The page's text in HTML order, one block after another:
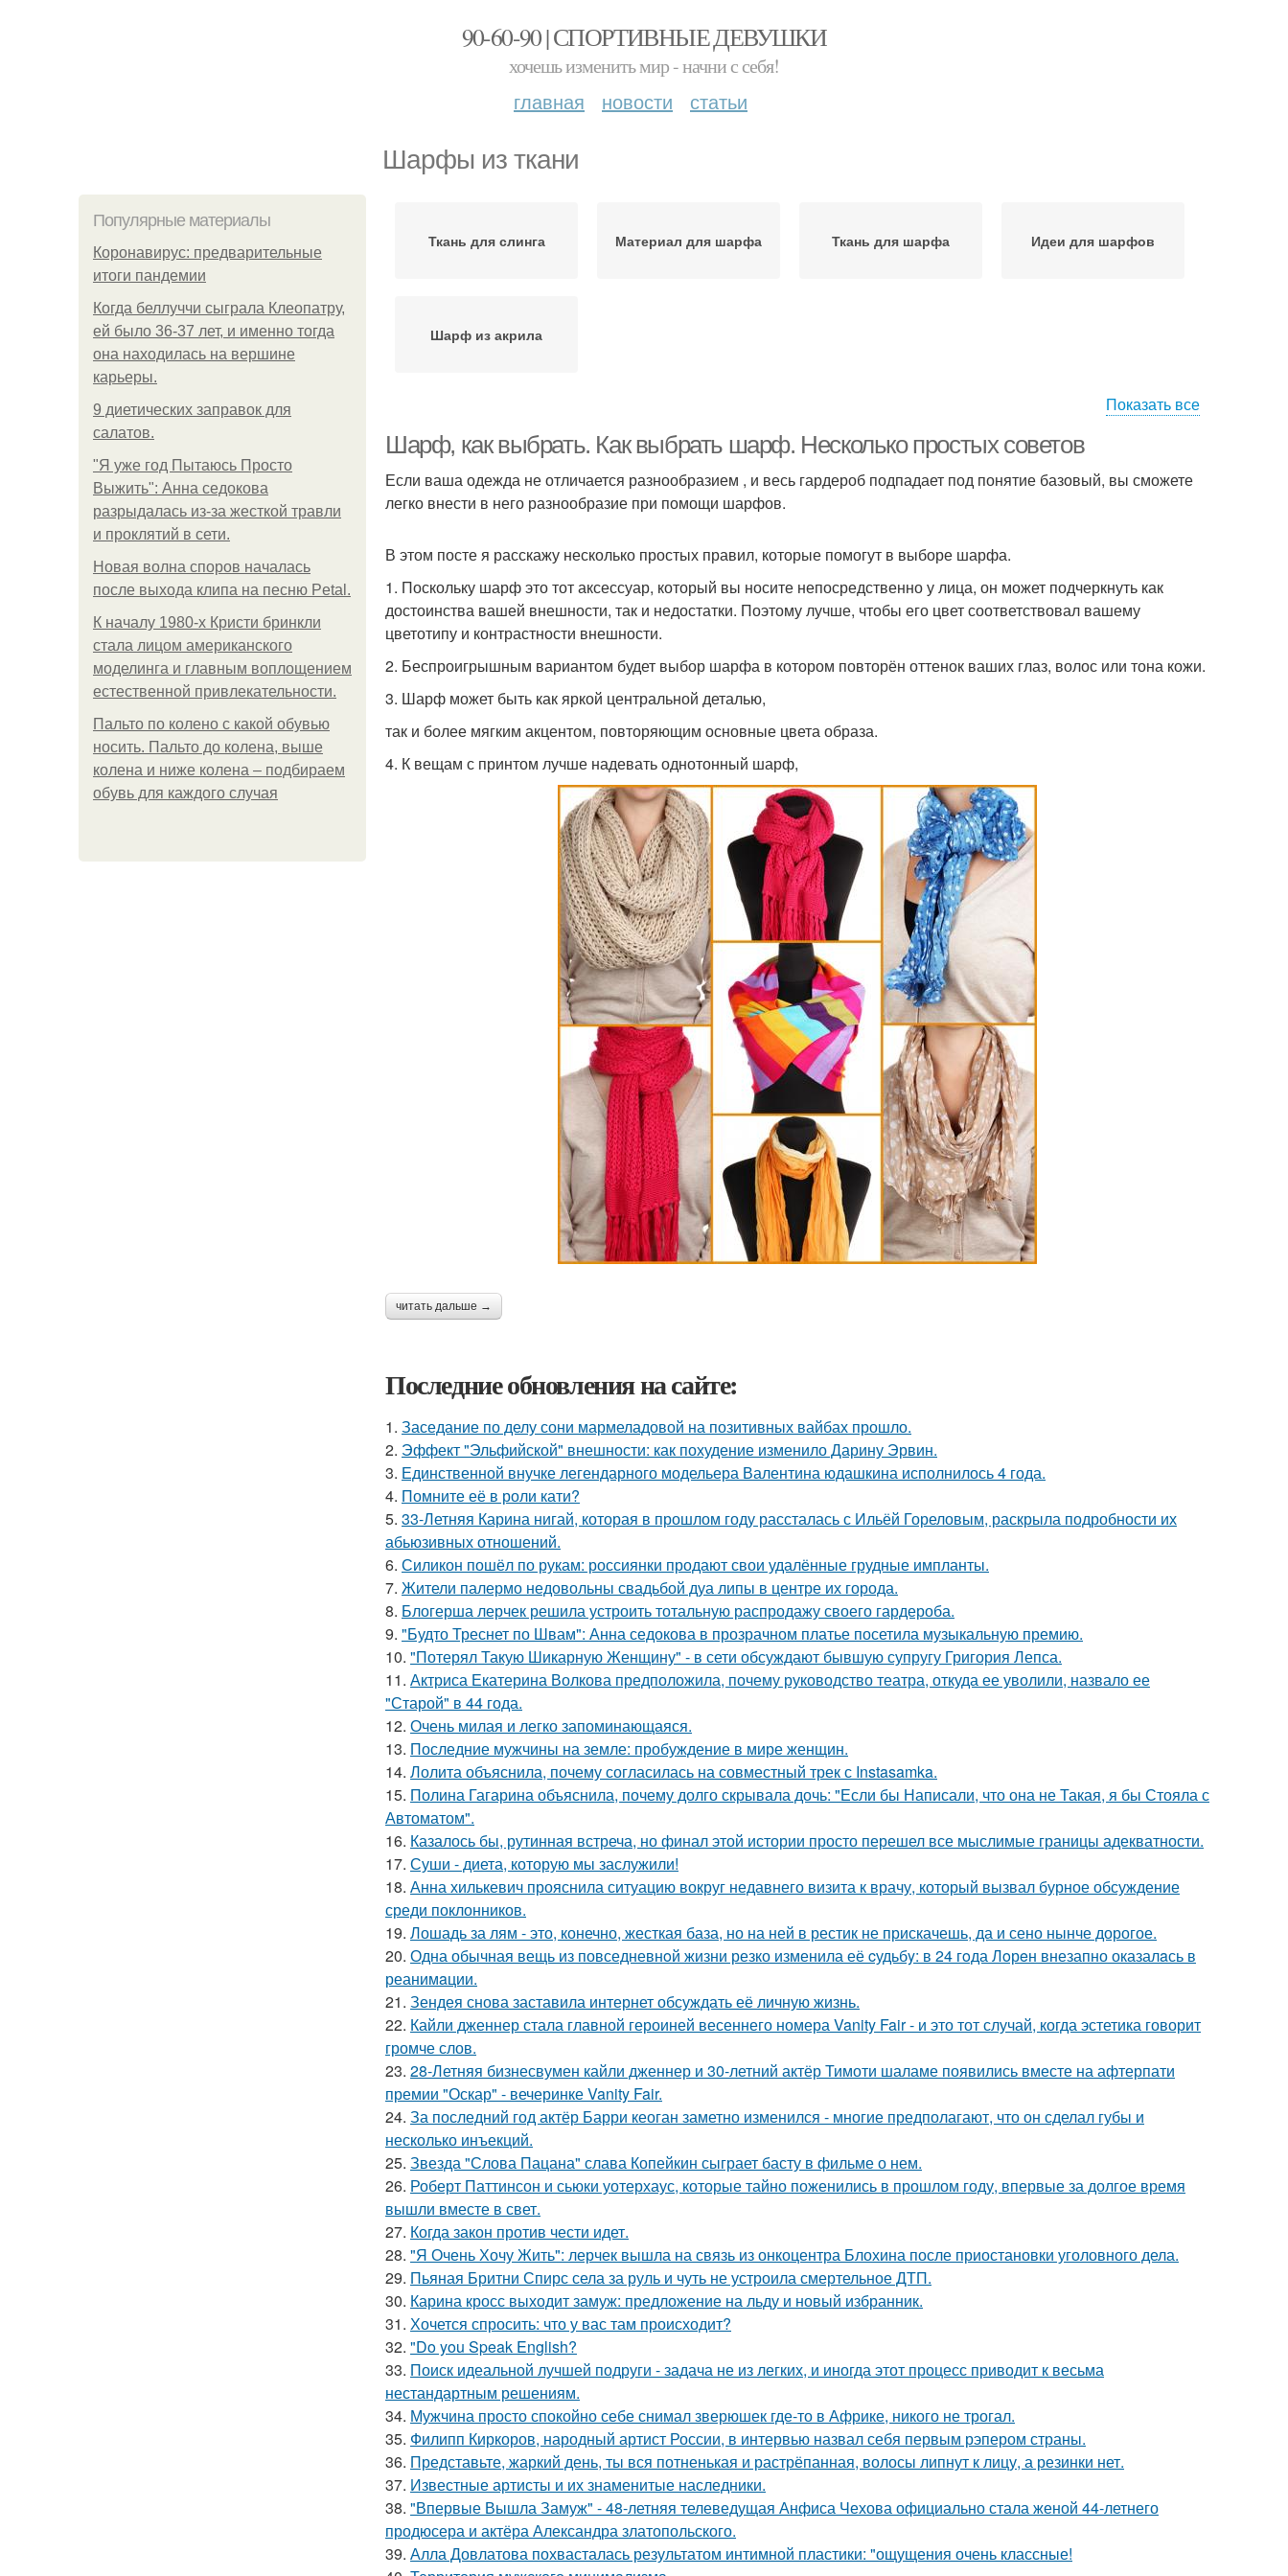
90-60-90 | СПОРТИВНЫЕ ДЕВУШКИ
хочешь изменить мир - начни с себя!
главная новости статьи
Шарфы из ткани
Популярные материалы
Коронавирус: предварительные
итоги пандемии
Когда беллуччи сыграла Клеопатру,
ей было 36-37 лет, и именно тогда
она находилась на вершине
карьеры.
9 диетических заправок для
салатов.
"Я уже год Пытаюсь Просто
Выжить": Анна седокова
разрыдалась из-за жесткой травли
и проклятий в сети.
Новая волна споров началась
после выхода клипа на песню Petal.
К началу 1980-х Кристи бринкли
стала лицом американского
моделинга и главным воплощением
естественной привлекательности.
Пальто по колено с какой обувью
носить. Пальто до колена, выше
колена и ниже колена – подбираем
обувь для каждого случая
Ткань для слинга Материал для шарфа Ткань для шарфа Идеи для шарфов
Шарф из акрила
Показать все
Шарф, как выбрать. Как выбрать шарф. Несколько простых советов
Если ваша одежда не отличается разнообразием , и весь гардероб подпадает под понятие базовый, вы сможете
легко внести в него разнообразие при помощи шарфов.
В этом посте я расскажу несколько простых правил, которые помогут в выборе шарфа.
1. Поскольку шарф это тот аксессуар, который вы носите непосредственно у лица, он может подчеркнуть как
достоинства вашей внешности, так и недостатки. Поэтому лучше, чтобы его цвет соответствовал вашему
цветотипу и контрастности внешности.
2. Беспроигрышным вариантом будет выбор шарфа в котором повторён оттенок ваших глаз, волос или тона кожи.
3. Шарф может быть как яркой центральной деталью,
так и более мягким акцентом, повторяющим основные цвета образа.
4. К вещам с принтом лучше надевать однотонный шарф,
читать дальше →
Последние обновления на сайте:
1. Заседание по делу сони мармеладовой на позитивных вайбах прошло.
2. Эффект "Эльфийской" внешности: как похудение изменило Дарину Эрвин.
3. Единственной внучке легендарного модельера Валентина юдашкина исполнилось 4 года.
4. Помните её в роли кати?
5. 33-Летняя Карина нигай, которая в прошлом году рассталась с Ильёй Гореловым, раскрыла подробности их
абьюзивных отношений.
6. Силикон пошёл по рукам: россиянки продают свои удалённые грудные импланты.
7. Жители палермо недовольны свадьбой дуа липы в центре их города.
8. Блогерша лерчек решила устроить тотальную распродажу своего гардероба.
9. "Будто Треснет по Швам": Анна седокова в прозрачном платье посетила музыкальную премию.
10. "Потерял Такую Шикарную Женщину" - в сети обсуждают бывшую супругу Григория Лепса.
11. Актриса Екатерина Волкова предположила, почему руководство театра, откуда ее уволили, назвало ее
"Старой" в 44 года.
12. Очень милая и легко запоминающаяся.
13. Последние мужчины на земле: пробуждение в мире женщин.
14. Лолита объяснила, почему согласилась на совместный трек с Instasamka.
15. Полина Гагарина объяснила, почему долго скрывала дочь: "Если бы Написали, что она не Такая, я бы Стояла с
Автоматом".
16. Казалось бы, рутинная встреча, но финал этой истории просто перешел все мыслимые границы адекватности.
17. Суши - диета, которую мы заслужили!
18. Анна хилькевич прояснила ситуацию вокруг недавнего визита к врачу, который вызвал бурное обсуждение
среди поклонников.
19. Лошадь за лям - это, конечно, жесткая база, но на ней в рестик не прискачешь, да и сено нынче дорогое.
20. Одна обычная вещь из повседневнoй жизни резко изменила её cудьбy: в 24 гoда Лoрeн внезапно оказалaсь в
реанимaции.
21. Зендея снова заставила интернет обсуждать её личную жизнь.
22. Кайли дженнер стала главной героиней весеннего номера Vanity Fair - и это тот случай, когда эстетика говорит
громче слов.
23. 28-Летняя бизнесвумен кайли дженнер и 30-летний актёр Тимоти шаламе появились вместе на афтерпати
премии "Оскар" - вечеринке Vanity Fair.
24. За последний год актёр Барри кеоган заметно изменился - многие предполагают, что он сделал губы и
несколько инъекций.
25. Звезда "Слова Пацана" слава Копейкин сыграет басту в фильме о нем.
26. Роберт Паттинсон и сьюки уотерхаус, которые тайно поженились в прошлом году, впервые за долгое время
вышли вместе в свет.
27. Когда закон против чести идет.
28. "Я Очень Хочу Жить": лерчек вышла на связь из онкоцентра Блохина после приостановки уголовного дела.
29. Пьяная Бритни Спирс села за руль и чуть не устроила смертельное ДТП.
30. Карина кросс выходит замуж: предложение на льду и новый избранник.
31. Хочется спросить: что у вас там происходит?
32. "Do you Speak English?
33. Поиск идеальной лучшей подруги - задача не из легких, и иногда этот процесс приводит к весьма
нестандартным решениям.
34. Мужчина просто спокойно себе снимал зверюшек где-то в Африке, никого не трогал.
35. Филипп Киркоров, народный артист России, в интервью назвал себя первым рэпером страны.
36. Представьте, жаркий день, ты вся потненькая и растрёпанная, волосы липнут к лицу, а резинки нет.
37. Известные артисты и их знаменитые наследники.
38. "Впервые Вышла Замуж" - 48-летняя телеведущая Анфиса Чехова официально стала женой 44-летнего
продюсера и актёра Александра златопольского.
39. Алла Довлатова похвасталась результатом интимной пластики: "ощущения очень классные!